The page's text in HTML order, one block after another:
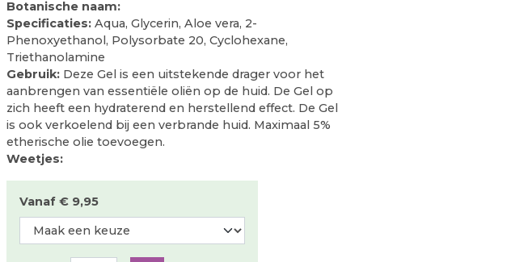
Botanische naam:
Specificaties: Aqua, Glycerin, Aloe vera, 2-
Phenoxyethanol, Polysorbate 20, Cyclohexane,
Triethanolamine
Gebruik: Deze Gel is een uitstekende drager voor het
aanbrengen van essentiële oliën op de huid. De Gel op
zich heeft een hydraterend en herstellend effect. De Gel
is ook verkoelend bij een verbrande huid. Maximaal 5%
etherische olie toevoegen.
Weetjes:
Vanaf € 9,95